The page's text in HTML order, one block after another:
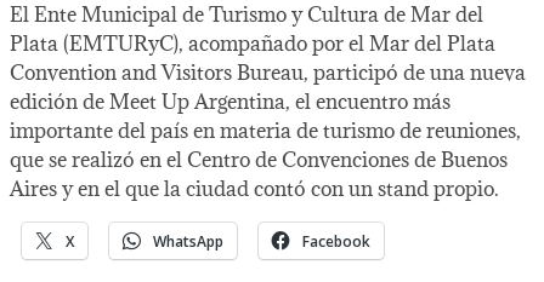
El Ente Municipal de Turismo y Cultura de Mar del
Plata (EMTURyC), acompañado por el Mar del Plata
Convention and Visitors Bureau, participó de una nueva
edición de Meet Up Argentina, el encuentro más
importante del país en materia de turismo de reuniones,
que se realizó en el Centro de Convenciones de Buenos
Aires y en el que la ciudad contó con un stand propio.
X WhatsApp Facebook